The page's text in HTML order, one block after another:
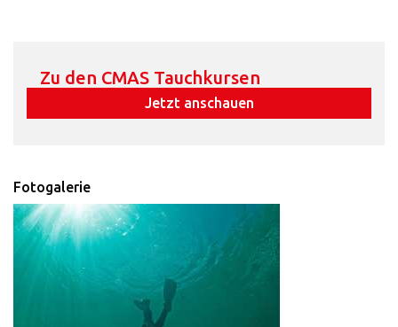
Zu den CMAS Tauchkursen
Jetzt anschauen
Fotogalerie